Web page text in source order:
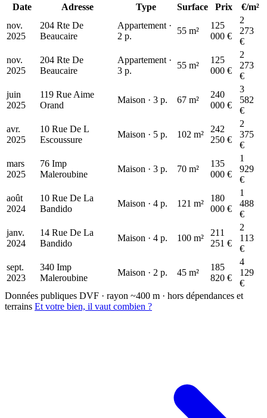
Date Adresse Type Surface Prix
€/m²
nov.
2025
204 Rte De
Beaucaire
Appartement ·
2 p.
55 m²
125
000 €
2
273
€
nov.
2025
204 Rte De
Beaucaire
Appartement ·
3 p.
55 m²
125
000 €
2
273
€
juin
2025
119 Rue Aime
Orand
Maison · 3 p. 67 m²
240
000 €
3
582
€
avr.
2025
10 Rue De L
Escoussure
Maison · 5 p. 102 m²
242
250 €
2
375
€
mars
2025
76 Imp
Maleroubine
Maison · 3 p. 70 m²
135
000 €
1
929
€
août
2024
10 Rue De La
Bandido
Maison · 4 p. 121 m²
180
000 €
1
488
€
janv.
2024
14 Rue De La
Bandido
Maison · 4 p. 100 m²
211
251 €
2
113
€
sept.
2023
340 Imp
Maleroubine
Maison · 2 p. 45 m²
185
820 €
4
129
€
Données publiques DVF · rayon ~400 m · hors dépendances et
terrains Et votre bien, il vaut combien ?